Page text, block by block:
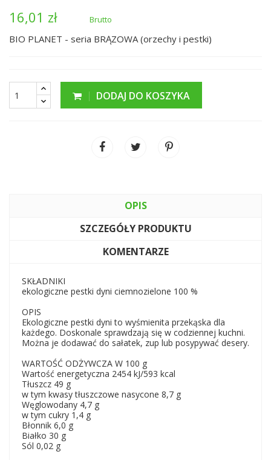
16,01 zł
Brutto
BIO PLANET - seria BRĄZOWA (orzechy i pestki)
DODAJ DO KOSZYKA
OPIS
SZCZEGÓŁY PRODUKTU
KOMENTARZE
SKŁADNIKI
ekologiczne pestki dyni ciemnozielone 100 %
OPIS
Ekologiczne pestki dyni to wyśmienita przekąska dla
każdego. Doskonale sprawdzają się w codziennej kuchni.
Można je dodawać do sałatek, zup lub posypywać desery.
WARTOŚĆ ODŻYWCZA W 100 g
Wartość energetyczna 2454 kJ/593 kcal
Tłuszcz 49 g
w tym kwasy tłuszczowe nasycone 8,7 g
Węglowodany 4,7 g
w tym cukry 1,4 g
Błonnik 6,0 g
Białko 30 g
Sól 0,02 g